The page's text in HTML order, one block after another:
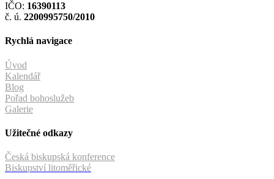
IČO: 16390113
č. ú. 2200995750/2010
Rychlá navigace
Úvod
Kalendář
Blog
Pořad bohoslužeb
Galerie
Užitečné odkazy
Česká biskupská konference
Biskupství litoměřické